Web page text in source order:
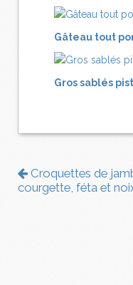
Gâteau tout
Gros sablés
Croquettes de
courgette, féta et